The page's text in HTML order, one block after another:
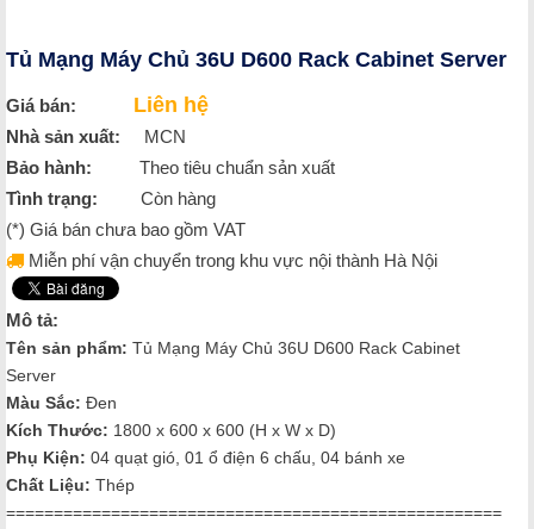
Tủ Mạng Máy Chủ 36U D600 Rack Cabinet Server
Giá bán: Liên hệ
Nhà sản xuất: MCN
Bảo hành: Theo tiêu chuẩn sản xuất
Tình trạng: Còn hàng
(*) Giá bán chưa bao gồm VAT
Miễn phí vận chuyển trong khu vực nội thành Hà Nội
Mô tả:
Tên sản phẩm: Tủ Mạng Máy Chủ 36U D600 Rack Cabinet
Server
Màu Sắc: Đen
Kích Thước: 1800 x 600 x 600 (H x W x D)
Phụ Kiện: 04 quạt gió, 01 ổ điện 6 chấu, 04 bánh xe
Chất Liệu: Thép
====================================================